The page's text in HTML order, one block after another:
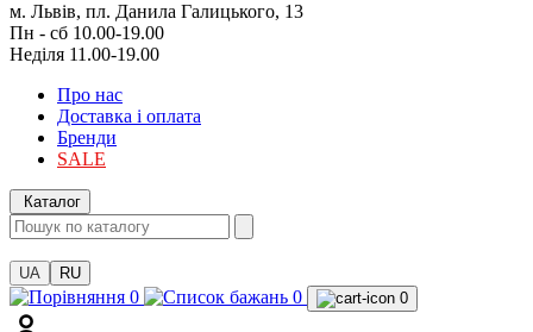
м. Львів, пл. Данила Галицького, 13
Пн - сб 10.00-19.00
Неділя 11.00-19.00
Про нас
Доставка і оплата
Бренди
SALE
Каталог
UA RU
0 0 0